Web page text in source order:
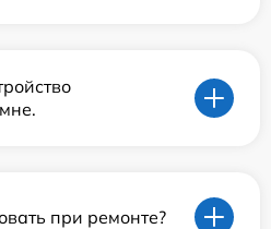
при ремонте?